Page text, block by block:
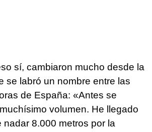
sí, cambiaron mucho desde la
se labró un nombre entre las
de España: «Antes se
volumen. He llegado
8.000 metros por la